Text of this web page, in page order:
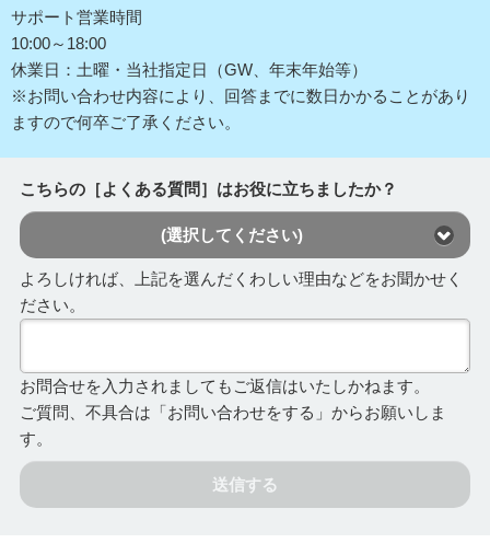
サポート営業時間
10:00～18:00
休業日：土曜・当社指定日（GW、年末年始等）
※お問い合わせ内容により、回答までに数日かかることがあり
ますので何卒ご了承ください。
こちらの［よくある質問］はお役に立ちましたか？
(選択してください)
よろしければ、上記を選んだくわしい理由などをお聞かせく
ださい。
お問合せを入力されましてもご返信はいたしかねます。
ご質問、不具合は「お問い合わせをする」からお願いしま
す。
送信する